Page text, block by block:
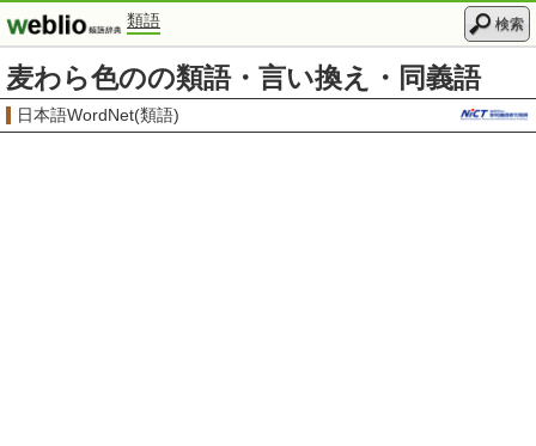
類語 検索
麦わら色のの類語・言い換え・同義語
日本語WordNet(類語)